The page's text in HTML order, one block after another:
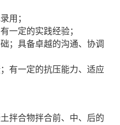
用；
一定的实践经验；
；具备卓越的沟通、协调
有一定的抗压能力、适应
拌合物拌合前、中、后的